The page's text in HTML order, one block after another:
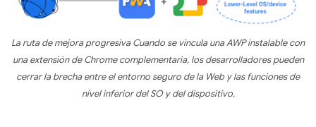
La ruta de mejora progresiva Cuando se vincula una AWP instalable con
una extensión de Chrome complementaria, los desarrolladores pueden
cerrar la brecha entre el entorno seguro de la Web y las funciones de
nivel inferior del SO y del dispositivo.